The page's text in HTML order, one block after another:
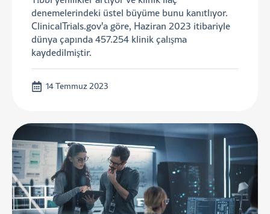
denemelerindeki üstel büyüme bunu kanıtlıyor.
ClinicalTrials.gov'a göre, Haziran 2023 itibariyle
dünya çapında 457.254 klinik çalışma
kaydedilmiştir.
14 Temmuz 2023